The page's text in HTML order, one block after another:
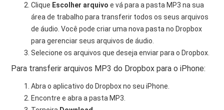
Clique Escolher arquivo e vá para a pasta MP3 na sua
área de trabalho para transferir todos os seus arquivos
de áudio. Você pode criar uma nova pasta no Dropbox
para gerenciar seus arquivos de áudio.
Selecione os arquivos que deseja enviar para o Dropbox.
Para transferir arquivos MP3 do Dropbox para o iPhone:
Abra o aplicativo do Dropbox no seu iPhone.
Encontre e abra a pasta MP3.